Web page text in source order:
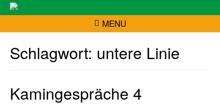
MENU
Schlagwort: untere Linie
Kamingespräche 4